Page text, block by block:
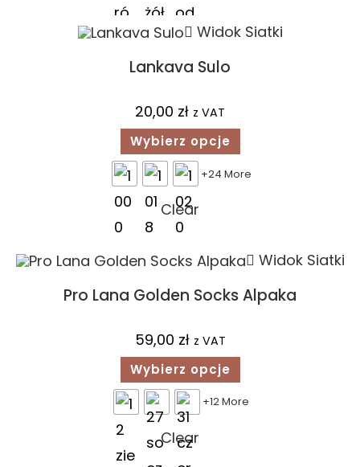
Widok Siatki
Lankava Sulo
20,00 zł z VAT
Wybierz opcje
+24 More
Clear
Widok Siatki
Pro Lana Golden Socks Alpaka
59,00 zł z VAT
Wybierz opcje
+12 More
Clear